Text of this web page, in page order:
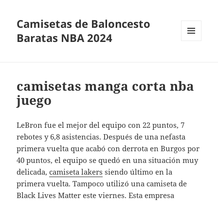
Camisetas de Baloncesto
Baratas NBA 2024
camisetas manga corta nba
juego
LeBron fue el mejor del equipo con 22 puntos, 7
rebotes y 6,8 asistencias. Después de una nefasta
primera vuelta que acabó con derrota en Burgos por
40 puntos, el equipo se quedó en una situación muy
delicada,camiseta lakers siendo último en la
primera vuelta. Tampoco utilizó una camiseta de
Black Lives Matter este viernes. Esta empresa